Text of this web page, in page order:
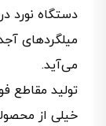
دستگاه نورد
میلگردهای
می‌آید.
تولید مقاطع
خیلی از